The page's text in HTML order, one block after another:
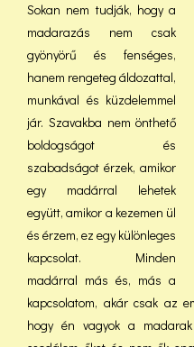
Sokan nem tudják, hogy a
madarazás nem csak
gyönyörű és fenséges,
hanem rengeteg áldozattal,
munkával és küzdelemmel
jár. Szavakba nem önthető
boldogságot és
szabadságot érzek, amikor
egy madárral lehetek
együtt, amikor a kezemen ül
és érzem, ez egy különleges
kapcsolat. Minden
madárral más és, más a
kapcsolatom, akár csak az
hogy én vagyok a